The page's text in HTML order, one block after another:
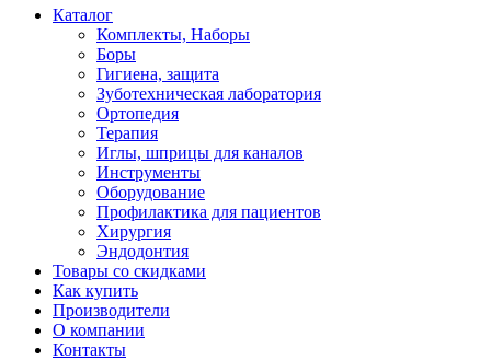
Каталог
Комплекты, Наборы
Боры
Гигиена, защита
Зуботехническая лаборатория
Ортопедия
Терапия
Иглы, шприцы для каналов
Инструменты
Оборудование
Профилактика для пациентов
Хирургия
Эндодонтия
Товары со скидками
Как купить
Производители
О компании
Контакты